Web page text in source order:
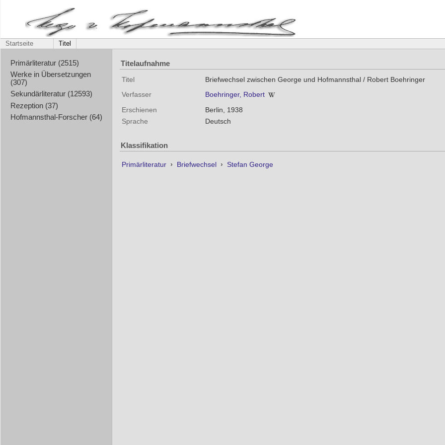
Startseite Titel
Primärliteratur (2515)
Werke in Übersetzungen
(307)
Sekundärliteratur (12593)
Rezeption (37)
Hofmannsthal-Forscher (64)
Titelaufnahme
Titel
Briefwechsel zwischen George und Hofmannsthal / Robert Boehringer
Verfasser
Boehringer, Robert
Erschienen
Berlin, 1938
Sprache
Deutsch
Klassifikation
Primärliteratur › Briefwechsel › Stefan George